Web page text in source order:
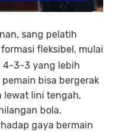
sang pelatih
formasi fleksibel, mulai
4-3-3 yang lebih
bisa bergerak
lewat lini tengah,
bola.
gaya bermain